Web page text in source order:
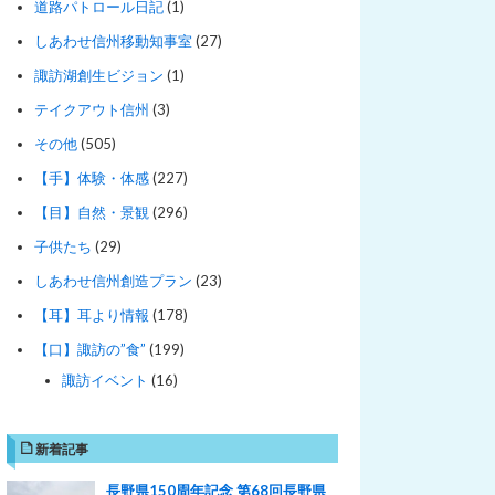
道路パトロール日記(1)
しあわせ信州移動知事室(27)
諏訪湖創生ビジョン (1)
テイクアウト信州 (3)
その他(505)
【手】体験・体感(227)
【目】自然・景観 (296)
子供たち (29)
しあわせ信州創造プラン (23)
【耳】耳より情報 (178)
【口】諏訪の”食” (199)
諏訪イベント (16)
新着記事
長野県150周年記念 第68回長野県